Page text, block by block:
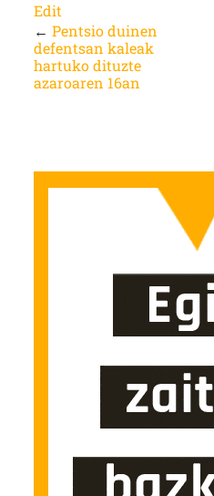
Edit
← Pentsio duinen
defentsan kaleak
hartuko dituzte
azaroaren 16an